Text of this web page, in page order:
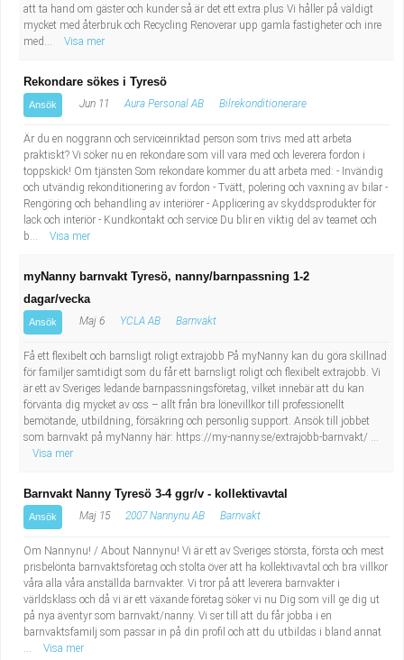
att ta hand om gäster och kunder så är det ett extra plus Vi håller på väldigt
mycket med återbruk och Recycling Renoverar upp gamla fastigheter och inre
med...
Visa mer
Rekondare sökes i Tyresö
Ansök Jun 11 Aura Personal AB Bilrekonditionerare
Är du en noggrann och serviceinriktad person som trivs med att arbeta
praktiskt? Vi söker nu en rekondare som vill vara med och leverera fordon i
toppskick! Om tjänsten Som rekondare kommer du att arbeta med: - Invändig
och utvändig rekonditionering av fordon - Tvätt, polering och vaxning av bilar -
Rengöring och behandling av interiörer - Applicering av skyddsprodukter för
lack och interiör - Kundkontakt och service Du blir en viktig del av teamet och
b...
Visa mer
myNanny barnvakt Tyresö, nanny/barnpassning 1-2
dagar/vecka
Ansök Maj 6 YCLA AB Barnvakt
Få ett flexibelt och barnsligt roligt extrajobb På myNanny kan du göra skillnad
för familjer samtidigt som du får ett barnsligt roligt och flexibelt extrajobb. Vi
är ett av Sveriges ledande barnpassningsföretag, vilket innebär att du kan
förvänta dig mycket av oss – allt från bra lönevillkor till professionellt
bemötande, utbildning, försäkring och personlig support. Ansök till jobbet
som barnvakt på myNanny här: https://my-nanny.se/extrajobb-barnvakt/ ...
Visa mer
Barnvakt Nanny Tyresö 3-4 ggr/v - kollektivavtal
Ansök Maj 15 2007 Nannynu AB Barnvakt
Om Nannynu! / About Nannynu! Vi är ett av Sveriges största, första och mest
prisbelönta barnvaktsföretag och stolta över att ha kollektivavtal och bra villkor
våra alla våra anställda barnvakter. Vi tror på att leverera barnvakter i
världsklass och då vi är ett växande företag söker vi nu Dig som vill ge dig ut
på nya äventyr som barnvakt/nanny. Vi ser till att du får jobba i en
barnvaktsfamilj som passar in på din profil och att du utbildas i bland annat
...
Visa mer